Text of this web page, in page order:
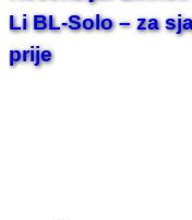
Li BL-Solo – za
prije